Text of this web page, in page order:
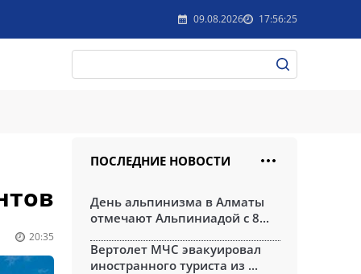
09.08.2026 17:56:25
20:35
ПОСЛЕДНИЕ НОВОСТИ
День альпинизма в Алматы
отмечают Альпиниадой с 8...
Вертолет МЧС эвакуировал
иностранного туриста из ...